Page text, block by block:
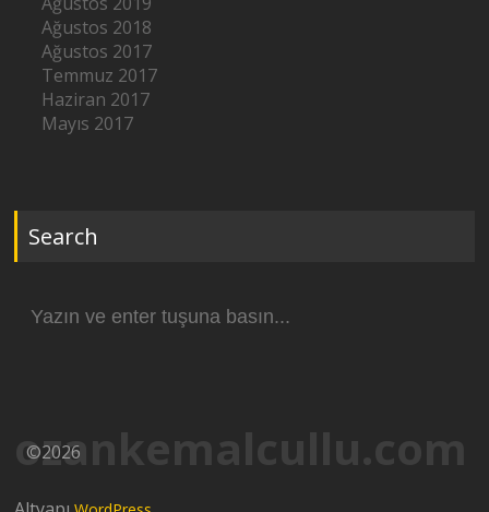
Ağustos 2018
Ağustos 2017
Temmuz 2017
Haziran 2017
Mayıs 2017
Search
yap:
ozankemalcullu.com
©2026